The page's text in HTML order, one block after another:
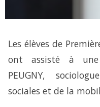
Les élèves de
ont assisté à une
PEUGNY,
sociales et de la